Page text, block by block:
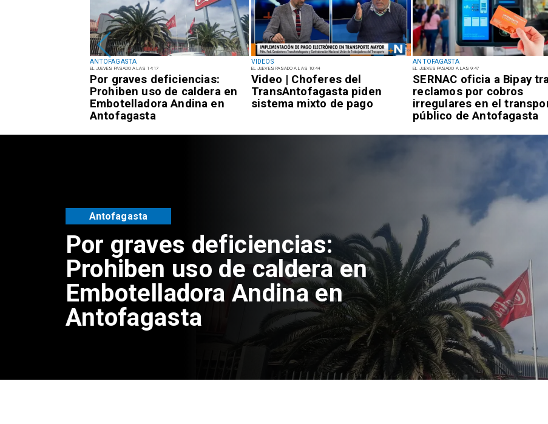
ANTOFAGASTA
EL JUEVES PASADO A LAS 14:17
Por graves deficiencias:
Prohiben uso de caldera en
Embotelladora Andina en
Antofagasta
VIDEOS
EL JUEVES PASADO A LAS 10:44
Video | Choferes del
TransAntofagasta piden
sistema mixto de pago
ANTOFAGASTA
EL JUEVES PASADO A LAS 9:47
SERNAC oficia a Bipay
reclamos por cobros
irregulares en el
público de Antofagasta
Por graves deficiencias:
Prohiben uso de caldera en
Embotelladora Andina en
Antofagasta
Antofagasta